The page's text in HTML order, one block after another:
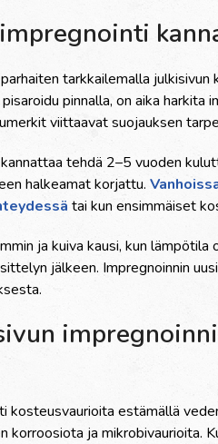
tarkkailemalla
pinnalla, on aika harkita
viittaavat suojauksen
tehdä 2–5 vuoden
halkeamat korjattu.
tai kun ensimmäiset
ja kuiva kausi, kun
jälkeen. Impregnoinnin
kosteusvaurioita estämällä
korroosiota ja mikrobivaurioita.